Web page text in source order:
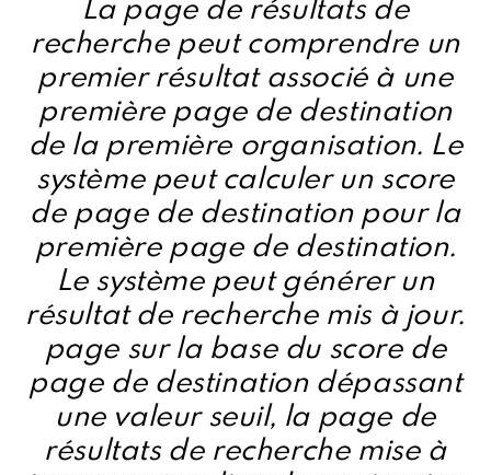
La page de résultats de
recherche peut comprendre un
premier résultat associé à une
première page de destination
de la première organisation. Le
système peut calculer un score
de page de destination pour la
première page de destination.
Le système peut générer un
résultat de recherche mis à jour.
page sur la base du score de
page de destination dépassant
une valeur seuil, la page de
résultats de recherche mise à